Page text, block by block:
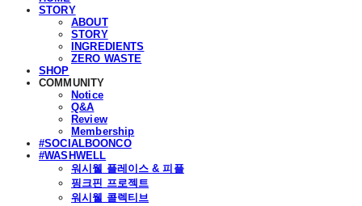
STORY
ABOUT
STORY
INGREDIENTS
ZERO WASTE
SHOP
COMMUNITY
Notice
Q&A
Review
Membership
#SOCIALBOONCO
#WASHWELL
워시웰 플레이스 & 피플
핑크핀 프로젝트
워시웰 콜렉티브